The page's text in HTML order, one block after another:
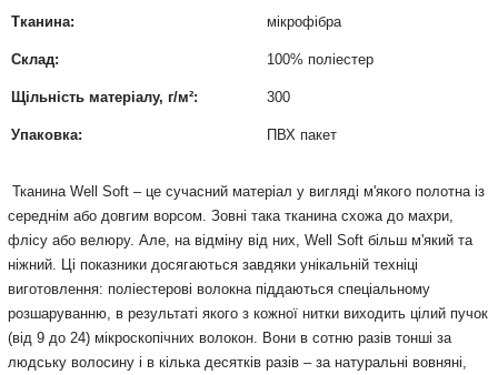
Тканина:
мікрофібра
Склад: 100% поліестер
Щільність матеріалу, г/м²: 300
Упаковка: ПВХ пакет
Тканина Well Soft ‒ це сучасний матеріал у вигляді м'якого полотна із
середнім або довгим ворсом. Зовні така тканина схожа до махри,
флісу або велюру. Але, на відміну від них, Well Soft більш м'який та
ніжний. Ці показники досягаються завдяки унікальній техніці
виготовлення: поліестерові волокна піддаються спеціальному
розшаруванню, в результаті якого з кожної нитки виходить цілий пучок
(від 9 до 24) мікроскопічних волокон. Вони в сотню разів тонші за
людську волосину і в кілька десятків разів ‒ за натуральні вовняні,